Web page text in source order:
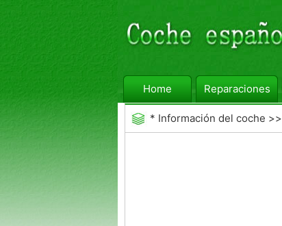
Home Reparaciones
* Información del coche >>